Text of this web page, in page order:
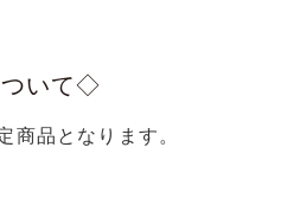
いて◇
商品となります。